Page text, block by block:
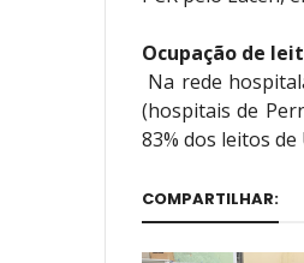
Ocupação de
Na rede
(hospitais de
83% dos leitos
COMPARTILHAR: